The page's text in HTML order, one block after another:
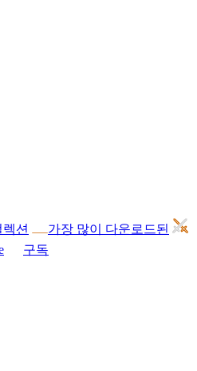
렉션
가장 많이 다운로드된
구독